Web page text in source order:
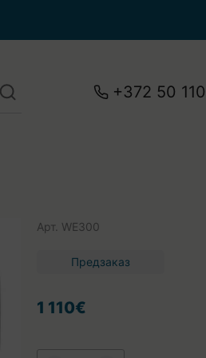
+372 50
Ваша корзина пуста
Арт. WE300
Предзаказ
1 110€